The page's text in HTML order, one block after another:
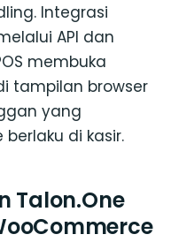
Integrasi
API dan
membuka
tampilan browser
yang
di kasir.
Talon.One